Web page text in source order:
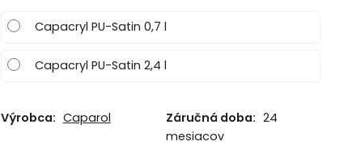
Capacryl PU-Satin 0,7 l
Capacryl PU-Satin 2,4 l
Výrobca: Caparol Záručná doba: 24
mesiacov